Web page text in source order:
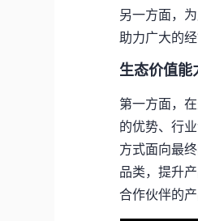
另一方面，
助力广大的
生态价值能
第一方面，
的优势、行
方式面向最
品类，提升
合作伙伴的